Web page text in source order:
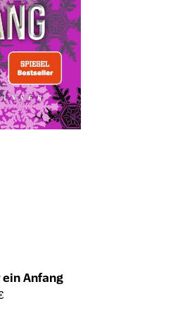
ein Anfang